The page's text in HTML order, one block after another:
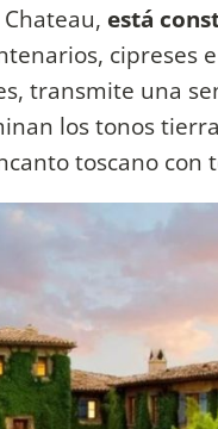
está
cipreses
transmite una
los tonos
toscano con